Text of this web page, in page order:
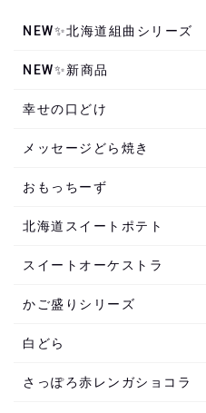
NEW✨北海道組曲シリーズ
NEW✨新商品
幸せの口どけ
メッセージどら焼き
おもっちーず
北海道スイートポテト
スイートオーケストラ
かご盛りシリーズ
白どら
さっぽろ赤レンガショコラ